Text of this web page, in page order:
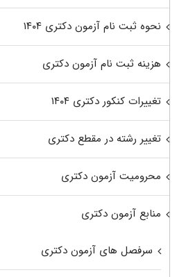
نحوه ثبت نام آزمون دکتری ۱۴۰۴
هزینه ثبت نام آزمون دکتری
تغییرات کنکور دکتری ۱۴۰۴
تغییر رشته در مقطع دکتری
محرومیت آزمون دکتری
منابع آزمون دکتری
سرفصل های آزمون دکتری